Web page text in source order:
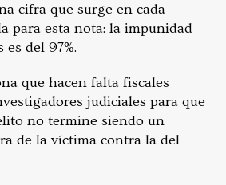
cifra que surge en cada
para esta nota: la impunidad
es del 97%.
que hacen falta fiscales
judiciales para que
no termine siendo un
de la víctima contra la del